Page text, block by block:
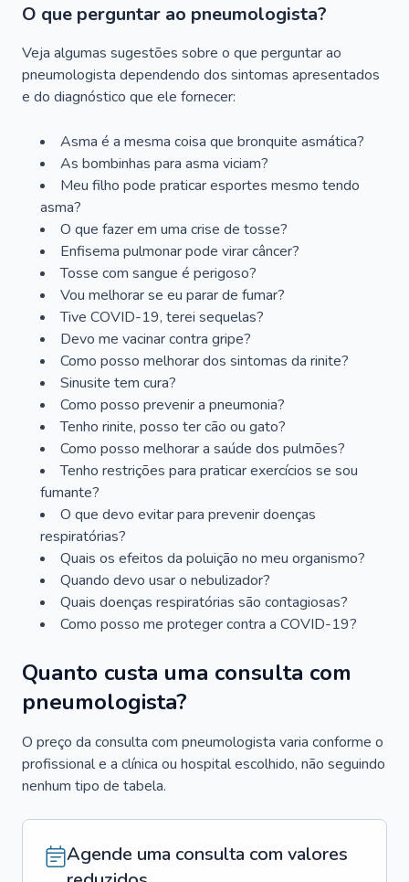
O que perguntar ao pneumologista?
Veja algumas sugestões sobre o que perguntar ao
pneumologista dependendo dos sintomas apresentados
e do diagnóstico que ele fornecer:
Asma é a mesma coisa que bronquite asmática?
As bombinhas para asma viciam?
Meu filho pode praticar esportes mesmo tendo
asma?
O que fazer em uma crise de tosse?
Enfisema pulmonar pode virar câncer?
Tosse com sangue é perigoso?
Vou melhorar se eu parar de fumar?
Tive COVID-19, terei sequelas?
Devo me vacinar contra gripe?
Como posso melhorar dos sintomas da rinite?
Sinusite tem cura?
Como posso prevenir a pneumonia?
Tenho rinite, posso ter cão ou gato?
Como posso melhorar a saúde dos pulmões?
Tenho restrições para praticar exercícios se sou
fumante?
O que devo evitar para prevenir doenças
respiratórias?
Quais os efeitos da poluição no meu organismo?
Quando devo usar o nebulizador?
Quais doenças respiratórias são contagiosas?
Como posso me proteger contra a COVID-19?
Quanto custa uma consulta com
pneumologista?
O preço da consulta com pneumologista varia conforme o
profissional e a clínica ou hospital escolhido, não seguindo
nenhum tipo de tabela.
Agende uma consulta com valores